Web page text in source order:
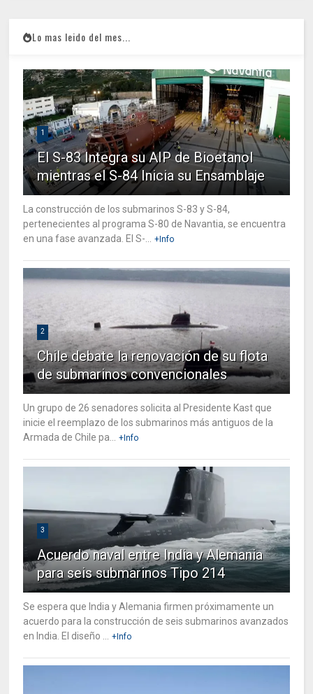
Lo mas leido del mes...
1
El S-83 Integra su AIP de Bioetanol
mientras el S-84 Inicia su Ensamblaje
La construcción de los submarinos S-83 y S-84,
pertenecientes al programa S-80 de Navantia, se encuentra
en una fase avanzada. El S-...
+Info
2
Chile debate la renovación de su flota
de submarinos convencionales
Un grupo de 26 senadores solicita al Presidente Kast que
inicie el reemplazo de los submarinos más antiguos de la
Armada de Chile pa...
+Info
3
Acuerdo naval entre India y Alemania
para seis submarinos Tipo 214
Se espera que India y Alemania firmen próximamente un
acuerdo para la construcción de seis submarinos avanzados
en India. El diseño ...
+Info